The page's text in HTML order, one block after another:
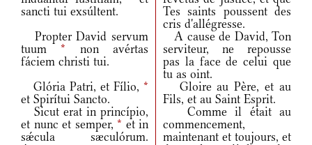
sancti tui exsúltent.
Tes saints poussent des
cris d'allégresse.
Propter David servum
tuum* non avértas
fáciem christi tui.
A cause de David, Ton
serviteur, ne repousse
pas la face de celui que
tu as oint.
Glória Patri, et Fílio, *
et Spirítui Sancto.
Gloire au Père, et au
Fils, et au Saint Esprit.
Sicut erat in princípio,
et nunc et semper, * et in
sǽcula sæculórum.
Comme il était au
commencement,
maintenant et toujours, et